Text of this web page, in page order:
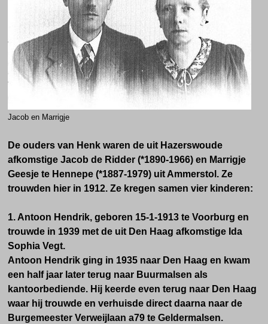
Jacob en Marrigje
De ouders van Henk waren de uit Hazerswoude
afkomstige Jacob de Ridder (*1890-1966) en Marrigje
Geesje te Hennepe (*1887-1979) uit Ammerstol. Ze
trouwden hier in 1912. Ze kregen samen vier kinderen:
1. Antoon Hendrik, geboren 15-1-1913 te Voorburg en
trouwde in 1939 met de uit Den Haag afkomstige Ida
Sophia Vegt.
Antoon Hendrik ging in 1935 naar Den Haag en kwam
een half jaar later terug naar Buurmalsen als
kantoorbediende. Hij keerde even terug naar Den Haag
waar hij trouwde en verhuisde direct daarna naar de
Burgemeester Verweijlaan a79 te Geldermalsen.